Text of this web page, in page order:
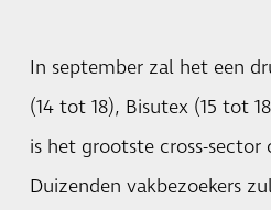
In september zal het een
(14 tot 18), Bisutex (15 tot
is het grootste cross-
Duizenden vakbezoekers